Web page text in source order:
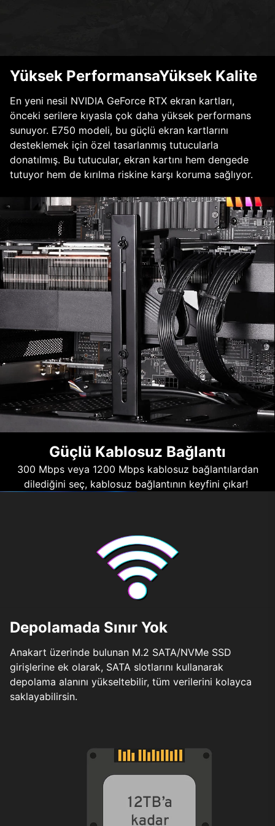
Yüksek PerformansaYüksek Kalite
En yeni nesil NVIDIA GeForce RTX ekran kartları,
önceki serilere kıyasla çok daha yüksek performans
sunuyor. E750 modeli, bu güçlü ekran kartlarını
desteklemek için özel tasarlanmış tutucularla
donatılmış. Bu tutucular, ekran kartını hem dengede
tutuyor hem de kırılma riskine karşı koruma sağlıyor.
Güçlü Kablosuz Bağlantı
300 Mbps veya 1200 Mbps kablosuz bağlantılardan
dilediğini seç, kablosuz bağlantının keyfini çıkar!
Depolamada Sınır Yok
Anakart üzerinde bulunan M.2 SATA/NVMe SSD
girişlerine ek olarak, SATA slotlarını kullanarak
depolama alanını yükseltebilir, tüm verilerini kolayca
saklayabilirsin.